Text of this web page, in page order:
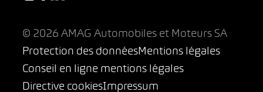
© 2026 AMAG Automobiles et Moteurs SA
Protection des donnéesMentions légales
Conseil en ligne mentions légales
Directive cookiesImpressum